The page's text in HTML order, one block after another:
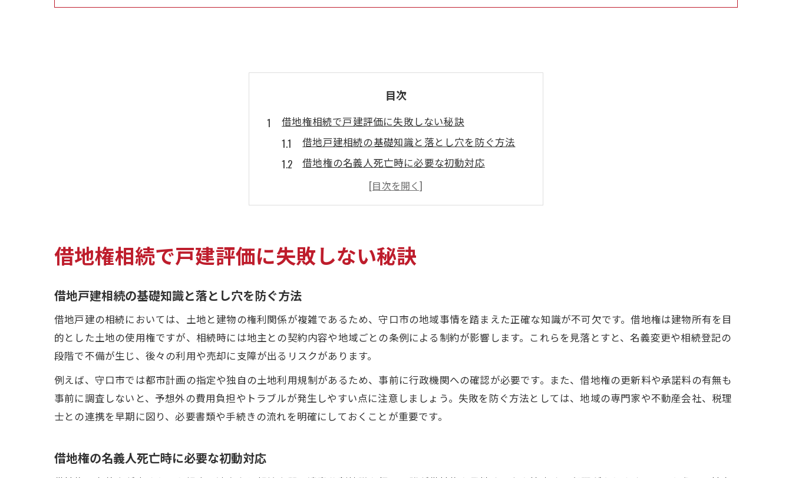
目次
借地権相続で戸建評価に失敗しない秘訣
借地戸建相続の基礎知識と落とし穴を防ぐ方法
借地権の名義人死亡時に必要な初動対応
借地戸建の評価額算出と注意すべきポイント
借地権付き戸建の手続きで発生する手数料対策
守口市で進める借地戸建相続のポイント
借地戸建相続手続きの地域特有の注意点
名義変更時に必要な書類と取得場所の解説
借地戸建相続で地主と連絡を取るタイミング
借地戸建の評価額計算に必要な基本知識
自用地評価額と借地権割合の正確な算出法
借地権相続で戸建評価に失敗しない秘訣
借地戸建相続の基礎知識と落とし穴を防ぐ方法
借地戸建の相続においては、土地と建物の権利関係が複雑であるため、守口市の地域事情を踏まえた正確な知識が不可欠です。借地権は建物所有を目
的とした土地の使用権ですが、相続時には地主との契約内容や地域ごとの条例による制約が影響します。これらを見落とすと、名義変更や相続登記の
段階で不備が生じ、後々の利用や売却に支障が出るリスクがあります。
例えば、守口市では都市計画の指定や独自の土地利用規制があるため、事前に行政機関への確認が必要です。また、借地権の更新料や承諾料の有無も
事前に調査しないと、予想外の費用負担やトラブルが発生しやすい点に注意しましょう。失敗を防ぐ方法としては、地域の専門家や不動産会社、税理
士との連携を早期に図り、必要書類や手続きの流れを明確にしておくことが重要です。
借地権の名義人死亡時に必要な初動対応